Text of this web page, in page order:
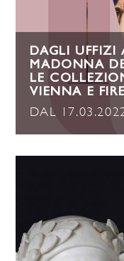
DAGLI UFFIZI
MADONNA
LE
VIENNA E
DAL